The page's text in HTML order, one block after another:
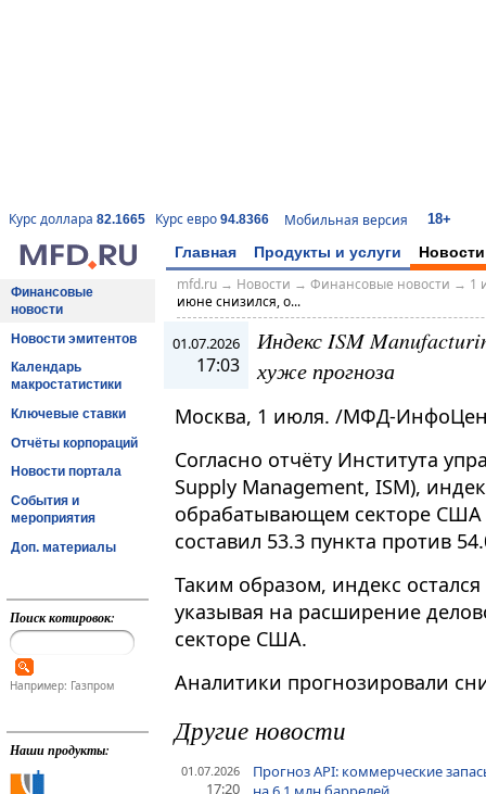
Курс доллара 82.1665 Курс евро 94.8366 Мобильная версия 18+
Главная Продукты и услуги Новости
Финансовые
новости
Новости эмитентов
Календарь
макростатистики
Ключевые ставки
Отчёты корпораций
Новости портала
События и
мероприятия
Доп. материалы
Поиск котировок:
Например: Газпром
Наши продукты:
mfd.ru→ Новости → Финансовые новости → 1
июне снизился, о...
01.07.2026
17:03
Индекс ISM
хуже прогноза
Москва, 1 июля. /МФД-
Согласно отчёту Института
Supply Management, ISM),
обрабатывающем секторе
составил 53.3 пункта против
Таким образом, индекс
указывая на расширение
секторе США.
Аналитики прогнозировали
Другие новости
01.07.2026
17:20
Прогноз API: коммерческие